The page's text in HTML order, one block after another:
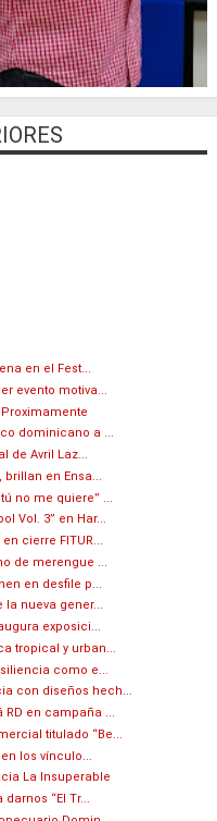
en el Fest...
evento motiva...
dominicano a ...
de Avril Laz...
brillan en Ensa...
no me quiere” ...
Vol. 3” en Har...
cierre FITUR...
de merengue ...
en desfile p...
la nueva gener...
exposici...
tropical y urban...
como e...
con diseños hech...
RD en campaña ...
titulado “Be...
los vínculo...
La Insuperable
darnos “El Tr...